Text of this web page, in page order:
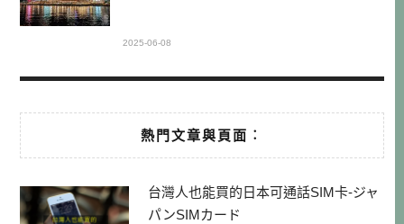
2025-06-08
熱門文章與頁面︰
台灣人也能買的日本可通話SIM卡-ジャ
パンSIMカード